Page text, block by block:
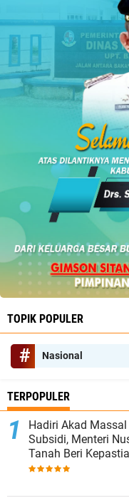
TOPIK POPULER
Nasional
TERPOPULER
Hadiri Akad
Subsidi, Menteri
Tanah Beri